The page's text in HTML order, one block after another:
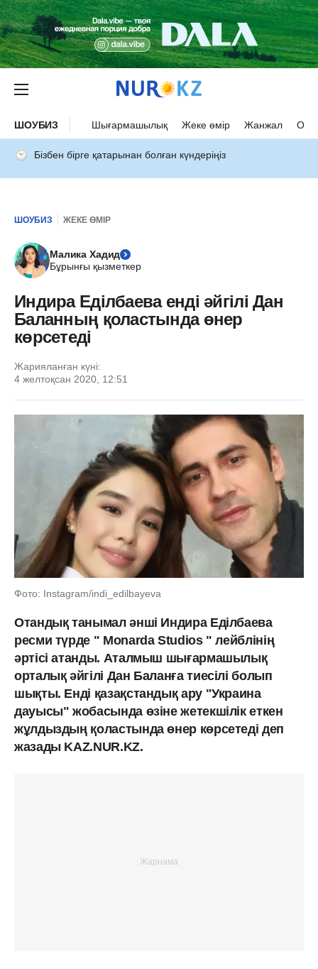
ШОУБИЗ Шығармашылық Жеке өмір Жанжал
Бізбен бірге қатарынан болған күндеріңіз
ШОУБИЗ ЖЕКЕ ӨМІР
Малика Хадид
Бұрынғы қызметкер
Индира Еділбаева енді әйгілі Дан
Баланның қоластында өнер
көрсетеді
Жарияланған күні:
4 желтоқсан 2020, 12:51
Фото: Instagram/indi_edilbayeva
Отандық танымал әнші Индира Еділбаева
ресми түрде " Monarda Studios " лейблінің
әртісі атанды. Аталмыш шығармашылық
орталық әйгілі Дан Баланға тиесілі болып
шықты. Енді қазақстандық ару "Украина
дауысы" жобасында өзіне жетекшілік еткен
жұлдыздың қоластында өнер көрсетеді деп
жазады KAZ.NUR.KZ.